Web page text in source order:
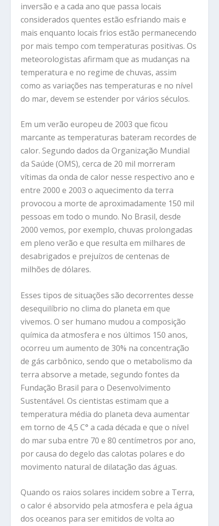
inversão e a cada ano que passa locais
considerados quentes estão esfriando mais e
mais enquanto locais frios estão permanecendo
por mais tempo com temperaturas positivas. Os
meteorologistas afirmam que as mudanças na
temperatura e no regime de chuvas, assim
como as variações nas temperaturas e no nível
do mar, devem se estender por vários séculos.
Em um verão europeu de 2003 que ficou
marcante as temperaturas bateram recordes de
calor. Segundo dados da Organização Mundial
da Saúde (OMS), cerca de 20 mil morreram
vítimas da onda de calor nesse respectivo ano e
entre 2000 e 2003 o aquecimento da terra
provocou a morte de aproximadamente 150 mil
pessoas em todo o mundo. No Brasil, desde
2000 vemos, por exemplo, chuvas prolongadas
em pleno verão e que resulta em milhares de
desabrigados e prejuízos de centenas de
milhões de dólares.
Esses tipos de situações são decorrentes desse
desequilíbrio no clima do planeta em que
vivemos. O ser humano mudou a composição
química da atmosfera e nos últimos 150 anos,
ocorreu um aumento de 30% na concentração
de gás carbônico, sendo que o metabolismo da
terra absorve a metade, segundo fontes da
Fundação Brasil para o Desenvolvimento
Sustentável. Os cientistas estimam que a
temperatura média do planeta deva aumentar
em torno de 4,5 C° a cada década e que o nível
do mar suba entre 70 e 80 centímetros por ano,
por causa do degelo das calotas polares e do
movimento natural de dilatação das águas.
Quando os raios solares incidem sobre a Terra,
o calor é absorvido pela atmosfera e pela água
dos oceanos para ser emitidos de volta ao